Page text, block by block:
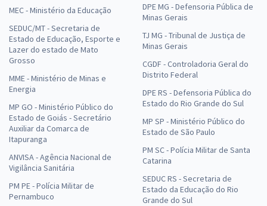
MEC - Ministério da Educação
SEDUC/MT - Secretaria de
Estado de Educação, Esporte e
Lazer do estado de Mato
Grosso
MME - Ministério de Minas e
Energia
MP GO - Ministério Público do
Estado de Goiás - Secretário
Auxiliar da Comarca de
Itapuranga
ANVISA - Agência Nacional de
Vigilância Sanitária
PM PE - Polícia Militar de
Pernambuco
DPE MG - Defensoria Pública de
Minas Gerais
TJ MG - Tribunal de Justiça de
Minas Gerais
CGDF - Controladoria Geral do
Distrito Federal
DPE RS - Defensoria Pública do
Estado do Rio Grande do Sul
MP SP - Ministério Público do
Estado de São Paulo
PM SC - Polícia Militar de Santa
Catarina
SEDUC RS - Secretaria de
Estado da Educação do Rio
Grande do Sul